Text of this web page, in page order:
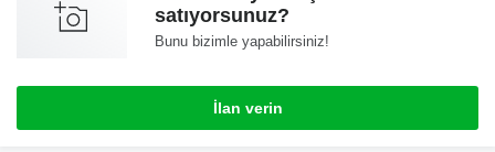
satıyorsunuz?
Bunu bizimle yapabilirsiniz!
İlan verin